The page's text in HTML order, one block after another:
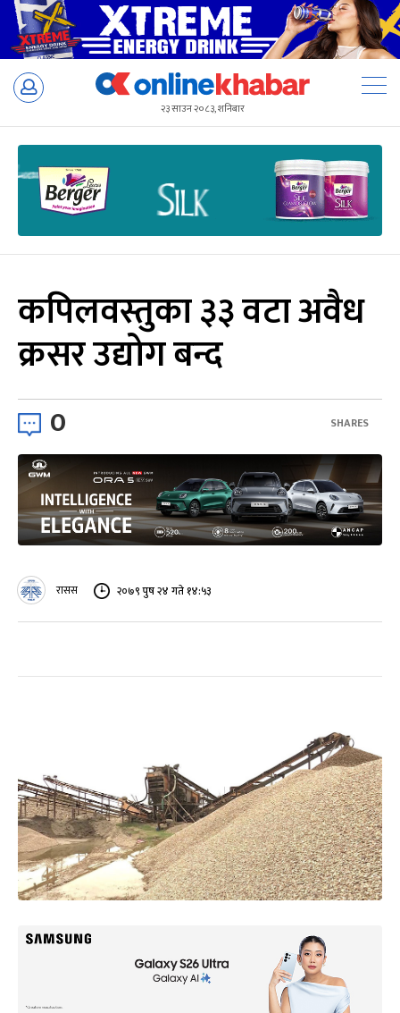
Skip
२३ साउन २०८३, शनिबार
कपिलवस्तुका ३३ वटा अवैध
क्रसर उद्योग बन्द
0 SHARES
रासस २०७९ पुष २४ गते १४:५३